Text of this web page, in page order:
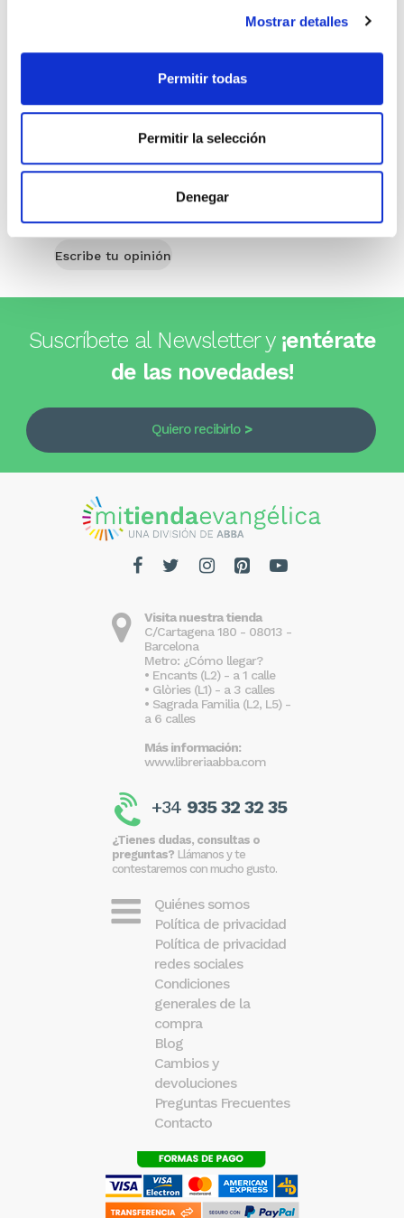
Mostrar detalles
Permitir todas
Permitir la selección
Denegar
Comprar
Opiniones de clientes
0
0 opiniones
Escribe tu opinión
Suscríbete al Newsletter y ¡entérate
de las novedades!
Quiero recibirlo
Visita nuestra tienda
C/Cartagena 180 - 08013 -
Barcelona
Metro: ¿Cómo llegar?
• Encants (L2) - a 1 calle
• Glòries (L1) - a 3 calles
• Sagrada Familia (L2, L5) -
a 6 calles
Más información:
www.libreriaabba.com
+34 935 32 32 35
¿Tienes dudas, consultas o
preguntas? Llámanos y te
contestaremos con mucho gusto.
Quiénes somos
Política de privacidad
Política de privacidad
redes sociales
Condiciones
generales de la
compra
Blog
Cambios y
devoluciones
Preguntas Frecuentes
Contacto